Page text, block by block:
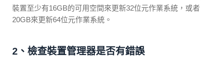
裝置至少有16GB的可用空間來更新32位元作業系統，或者
20GB來更新64位元作業系統。
2、檢查裝置管理器是否有錯誤